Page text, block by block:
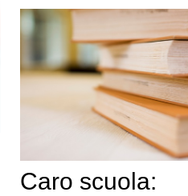
Caro scuola: